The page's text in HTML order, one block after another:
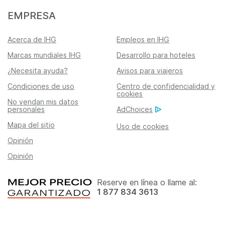
EMPRESA
Acerca de IHG
Empleos en IHG
Marcas mundiales IHG
Desarrollo para hoteles
¿Necesita ayuda?
Avisos para viajeros
Condiciones de uso
Centro de confidencialidad y
cookies
No vendan mis datos
personales
AdChoices
Mapa del sitio
Uso de cookies
Opinión
Opinión
Reserve en línea o llame al:
1 877 834 3613